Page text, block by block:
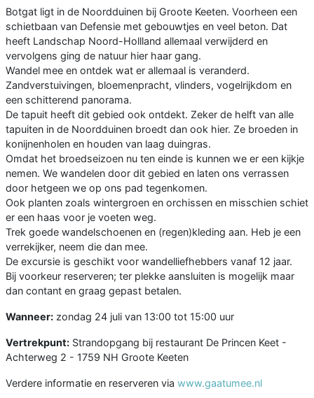
Botgat ligt in de Noordduinen bij Groote Keeten. Voorheen een
schietbaan van Defensie met gebouwtjes en veel beton. Dat
heeft Landschap Noord-Hollland allemaal verwijderd en
vervolgens ging de natuur hier haar gang.
Wandel mee en ontdek wat er allemaal is veranderd.
Zandverstuivingen, bloemenpracht, vlinders, vogelrijkdom en
een schitterend panorama.
De tapuit heeft dit gebied ook ontdekt. Zeker de helft van alle
tapuiten in de Noordduinen broedt dan ook hier. Ze broeden in
konijnenholen en houden van laag duingras.
Omdat het broedseizoen nu ten einde is kunnen we er een kijkje
nemen. We wandelen door dit gebied en laten ons verrassen
door hetgeen we op ons pad tegenkomen.
Ook planten zoals wintergroen en orchissen en misschien schiet
er een haas voor je voeten weg.
Trek goede wandelschoenen en (regen)kleding aan. Heb je een
verrekijker, neem die dan mee.
De excursie is geschikt voor wandelliefhebbers vanaf 12 jaar.
Bij voorkeur reserveren; ter plekke aansluiten is mogelijk maar
dan contant en graag gepast betalen.
Wanneer: zondag 24 juli van 13:00 tot 15:00 uur
Vertrekpunt: Strandopgang bij restaurant De Princen Keet -
Achterweg 2 - 1759 NH Groote Keeten
Verdere informatie en reserveren via www.gaatumee.nl